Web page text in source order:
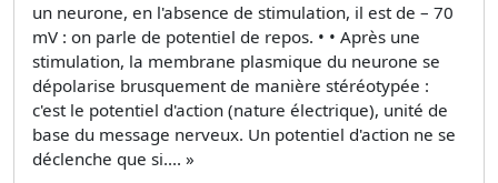
un neurone, en l'absence de stimulation, il est de – 70
mV : on parle de potentiel de repos. • • Après une
stimulation, la membrane plasmique du neurone se
dépolarise brusquement de manière stéréotypée :
c'est le potentiel d'action (nature électrique), unité de
base du message nerveux. Un potentiel d'action ne se
déclenche que si.... »